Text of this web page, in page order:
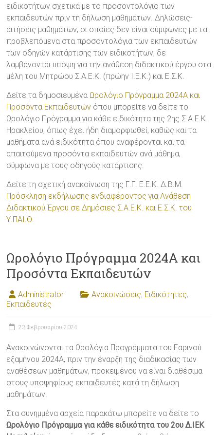
ειδικοτήτων σχετικά με το προσοντολόγιο των
εκπαιδευτών πριν τη δήλωση μαθημάτων. Δηλώσεις-
αιτήσεις μαθημάτων, οι οποίες δεν είναι σύμφωνες με τα
προβλεπόμενα στα προσοντολόγια των εκπαιδευτών
των οδηγών κατάρτισης των ειδικοτήτων, δε
λαμβάνονται υπόψη για την ανάθεση διδακτικού έργου στα
μέλη του Μητρώου Σ.Α.Ε.Κ. (πρώην Ι.Ε.Κ.) και Ε.Σ.Κ.
Δείτε τα δημοσιευμένα Ωρολόγιο Πρόγραμμα 2024A και
Προσόντα Εκπαιδευτών όπου μπορείτε να δείτε το
Ωρολόγιο Πρόγραμμα για κάθε ειδικότητα της 2ης Σ.Α.Ε.Κ.
Ηρακλείου, όπως έχει ήδη διαμορφωθεί, καθώς και τα
μαθήματα ανά ειδικότητα όπου αναφέρονται και τα
απαιτούμενα προσόντα εκπαιδευτών ανά μάθημα,
σύμφωνα με τους οδηγούς κατάρτισης.
Δείτε τη σχετική ανακοίνωση της Γ.Γ. Ε.Ε.Κ. Δ.Β.Μ.
Πρόσκληση εκδήλωσης ενδιαφέροντος για Ανάθεση
Διδακτικού Έργου σε Δημόσιες Σ.Α.Ε.Κ. και Ε.Σ.Κ. του
Υ.ΠΑΙ.Θ.
Ωρολόγιο Πρόγραμμα 2024A και
Προσόντα Εκπαιδευτών
Administrator Ανακοινώσεις, Ειδικότητες,
Εκπαιδευτές
23 Φεβρουαρίου 2024
Ανακοινώνονται τα Ωρολόγια Προγράμματα του Εαρινού
εξαμήνου 2024A, πριν την έναρξη της διαδικασίας των
αναθέσεων μαθημάτων, προκειμένου να είναι διαθέσιμα
στους υποψηφίους εκπαιδευτές κατά τη δήλωση
μαθημάτων.
Στα συνημμένα αρχεία παρακάτω μπορείτε να δείτε το
Ωρολόγιο Πρόγραμμα για κάθε ειδικότητα του 2ου Δ.ΙΕΚ